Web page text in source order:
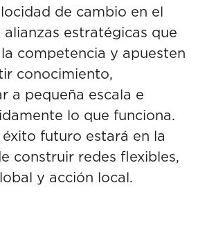
de cambio en el
estratégicas que
competencia y apuesten
conocimiento,
a pequeña escala e
lo que funciona.
futuro estará en la
construir redes flexibles,
y acción local.